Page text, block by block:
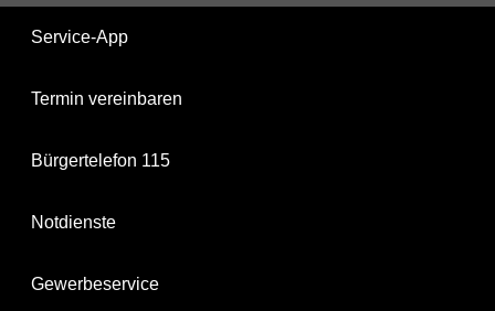
Service-App
Termin vereinbaren
Bürgertelefon 115
Notdienste
Gewerbeservice